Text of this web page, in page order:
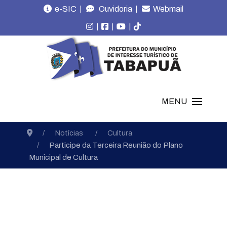
e-SIC | Ouvidoria | Webmail
| | |
MENU
Notícias
Cultura
Participe da Terceira Reunião do Plano
Municipal de Cultura